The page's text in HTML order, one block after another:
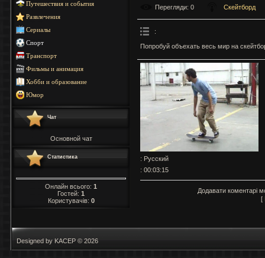
Путешествия и события
Развлечения
Сериалы
Спорт
Транспорт
Фильмы и анимация
Хобби и образование
Юмор
Чат
Основной чат
Статистика
Онлайн всього: 1
Гостей: 1
Користувачів: 0
Перегляди: 0 Скейтборд
:
Попробуй объехать весь мир на
: Русский
: 00:03:15
Додавати коментарі
[
Designed by KACEP © 2026